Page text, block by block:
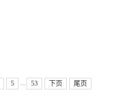
5 ... 53 下页 尾页